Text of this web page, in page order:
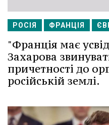
РОСІЯ ФРАНЦІЯ
"Франція має
Захарова
причетності до
російській землі.